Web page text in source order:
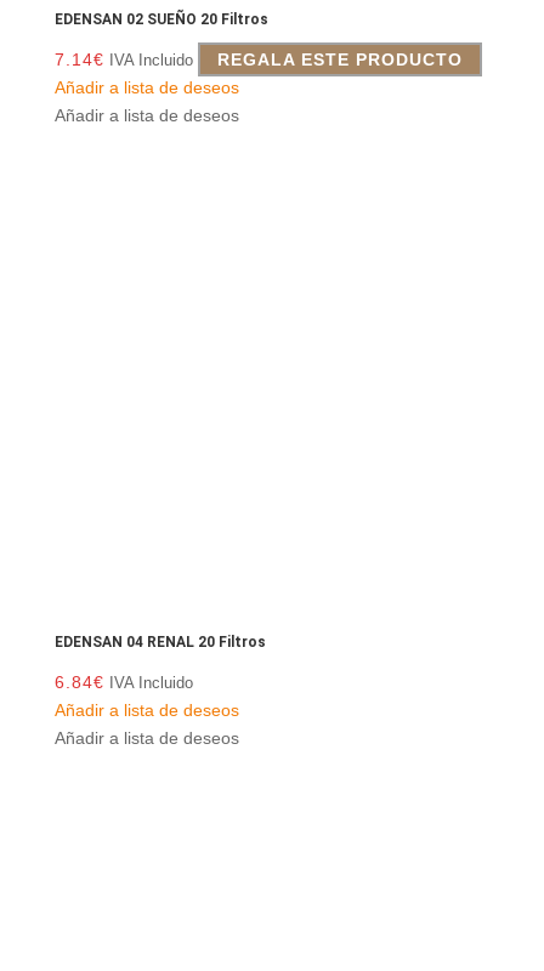
EDENSAN 02 SUEÑO 20 Filtros
7.14€ IVA Incluido
REGALA ESTE PRODUCTO
Añadir a lista de deseos
Añadir a lista de deseos
EDENSAN 04 RENAL 20 Filtros
6.84€ IVA Incluido
Añadir a lista de deseos
Añadir a lista de deseos